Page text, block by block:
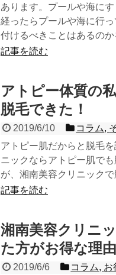
あります。プールや海に
経ったらプールや海に行
付けるべきことはあるのか
記事を読む
アトピー体質の
脱毛できた！
2019/6/10 コラム,
アトピー肌だからと脱毛
ニックならアトピー肌で
が、湘南美容クリニック
記事を読む
湘南美容クリニ
た方がお得な理由
2019/6/6 コラム, お